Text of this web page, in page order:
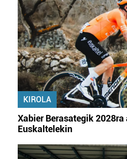
KIROLA
Xabier Berasategik 2028ra
Euskaltelekin